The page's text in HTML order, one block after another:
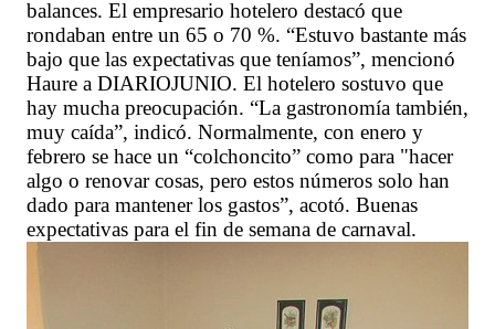
balances. El empresario hotelero destacó que
rondaban entre un 65 o 70 %. “Estuvo bastante más
bajo que las expectativas que teníamos”, mencionó
Haure a DIARIOJUNIO. El hotelero sostuvo que
hay mucha preocupación. “La gastronomía también,
muy caída”, indicó. Normalmente, con enero y
febrero se hace un “colchoncito” como para "hacer
algo o renovar cosas, pero estos números solo han
dado para mantener los gastos”, acotó. Buenas
expectativas para el fin de semana de carnaval.